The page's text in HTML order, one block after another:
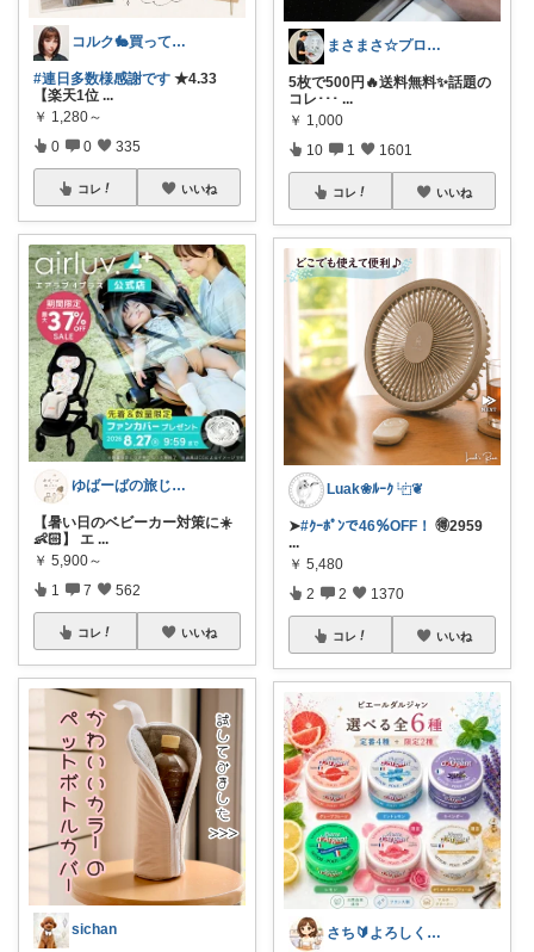
コルク🐇買ってよかった！オリジナル写真
#連日多数様感謝です ★4.33
【楽天1位 ...
￥ 1,280～
0 0 335
コレ いいね
ゆばーばの旅じたく
【暑い日のベビーカー対策に☀️
👶🏻】 エ ...
￥ 5,900～
1 7 562
コレ いいね
sichan
まさまさ☆プロフも見てね✨
5枚で500円🔥送料無料✨話題の
コレ･･･ ...
￥ 1,000
10 1 1601
コレ いいね
Luak❀ﾙｰｸ ⿻❦
➤#ｸｰﾎﾟﾝで46％OFF！ 🉐2959
...
￥ 5,480
2 2 1370
コレ いいね
さち🔰よろしくお願いします💗